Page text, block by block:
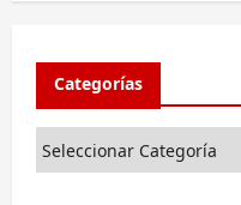
Categorías